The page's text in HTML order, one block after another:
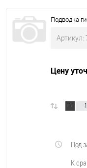
Подводка
Артикул:
Цену
К
Под